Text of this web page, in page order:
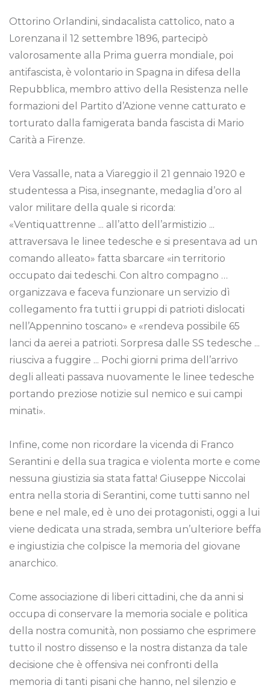
Ottorino Orlandini, sindacalista cattolico, nato a
Lorenzana il 12 settembre 1896, partecipò
valorosamente alla Prima guerra mondiale, poi
antifascista, è volontario in Spagna in difesa della
Repubblica, membro attivo della Resistenza nelle
formazioni del Partito d’Azione venne catturato e
torturato dalla famigerata banda fascista di Mario
Carità a Firenze.
Vera Vassalle, nata a Viareggio il 21 gennaio 1920 e
studentessa a Pisa, insegnante, medaglia d’oro al
valor militare della quale si ricorda:
«Ventiquattrenne ... all’atto dell’armistizio ...
attraversava le linee tedesche e si presentava ad un
comando alleato» fatta sbarcare «in territorio
occupato dai tedeschi. Con altro compagno …
organizzava e faceva funzionare un servizio dì
collegamento fra tutti i gruppi di patrioti dislocati
nell’Appennino toscano» e «rendeva possibile 65
lanci da aerei a patrioti. Sorpresa dalle SS tedesche ...
riusciva a fuggire ... Pochi giorni prima dell’arrivo
degli alleati passava nuovamente le linee tedesche
portando preziose notizie sul nemico e sui campi
minati».
Infine, come non ricordare la vicenda di Franco
Serantini e della sua tragica e violenta morte e come
nessuna giustizia sia stata fatta! Giuseppe Niccolai
entra nella storia di Serantini, come tutti sanno nel
bene e nel male, ed è uno dei protagonisti, oggi a lui
viene dedicata una strada, sembra un’ulteriore beffa
e ingiustizia che colpisce la memoria del giovane
anarchico.
Come associazione di liberi cittadini, che da anni si
occupa di conservare la memoria sociale e politica
della nostra comunità, non possiamo che esprimere
tutto il nostro dissenso e la nostra distanza da tale
decisione che è offensiva nei confronti della
memoria di tanti pisani che hanno, nel silenzio e